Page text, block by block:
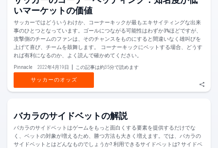
いマーケットの価値
サッカーではどういうわけか、コーナーキックが最もエキサイティングな出来
事のひとつとなっています。ゴールにつながる可能性はわずか3%ほどですが、
攻撃側のチームのファンは、そのチャンスをものにすると間違いなく雄叫びを
上げて喜び、チームを鼓舞します。 コーナーキックにベットする場合、どうす
れば有利になるのか、よく読んで確かめてください。
Pinnacle 2022年4月19日 この記事は約35分で読めます
サッカーのオッズ
バカラのサイドベットの解説
バカラのサイドベットはゲームをもっと面白くする要素を提供するだけでな
く、ベットの対象が増えるため、勝つ方法も大きく増えます。では、バカラの
サイドベットとはどんなものでしょうか? 利用できるサイドベットは? サイドベ